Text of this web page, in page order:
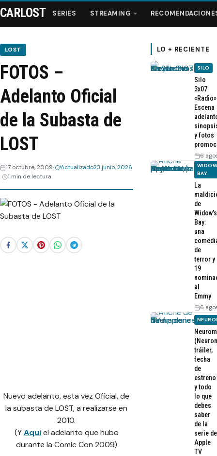
Series
Streaming
Recomendaciones
Webisodios
CARLOST SERIES STREAMING
LOST
FOTOS –
Adelanto Oficial
de la Subasta de
LOST
17 octubre, 2009 Actualizado23 junio, 2026
1 min de lectura
Nuevo adelanto, esta vez Oficial, de
la subasta de LOST, a realizarse en
2010.
(YAquiel adelanto que hubo
durante la Comic Con 2009)
LO + RECIENTE
SILO
Silo
3x07
Escena
y fotos
6
BAY
La
de
Widow’s
Bay:
una
de
terror y
19
al
Emmy
6
tráiler,
fecha
de
estreno
y todo
lo que
debes
saber
de la
serie de
Apple
TV